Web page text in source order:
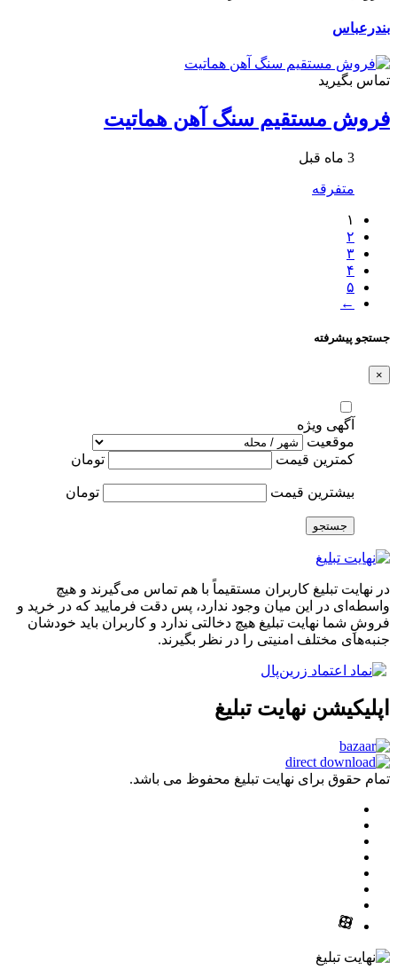
بندرعباس
تماس بگیرید
فروش مستقیم سنگ آهن هماتیت
3 ماه قبل
متفرقه
۱
۲
۳
۴
۵
←
جستجو پیشرفته
×
آگهی ویژه
موقعیت
کمترین قیمت
تومان
بیشترین قیمت تومان
جستجو
در نهایت تبلیغ کاربران مستقیماً با هم تماس می‌گیرند و هیچ
واسطه‌ای در این میان وجود ندارد، پس دقت فرمایید که در خرید و
فروشِ شما نهایت تبلیغ هیچ دخالتی ندارد و کاربران باید خودشان
جنبه‌های مختلف امنیتی را در نظر بگیرند.
اپلیکیشن نهایت تبلیغ
تمام حقوق برای نهایت تبلیغ محفوظ می باشد.